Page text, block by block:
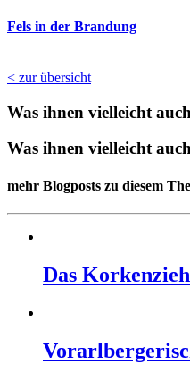
Fels in der Brandung
< zur übersicht
Was ihnen vielleicht
Was ihnen vielleicht
mehr Blogposts zu diesem
Das